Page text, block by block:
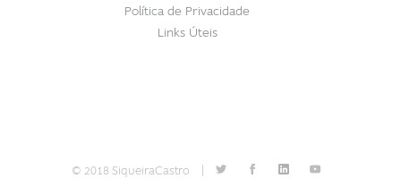
Política de Privacidade
Links Úteis
© 2018 SiqueiraCastro